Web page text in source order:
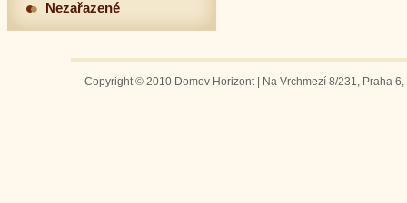
Nezařazené
Copyright © 2010 Domov Horizont | Na Vrchmezí 8/231, Praha